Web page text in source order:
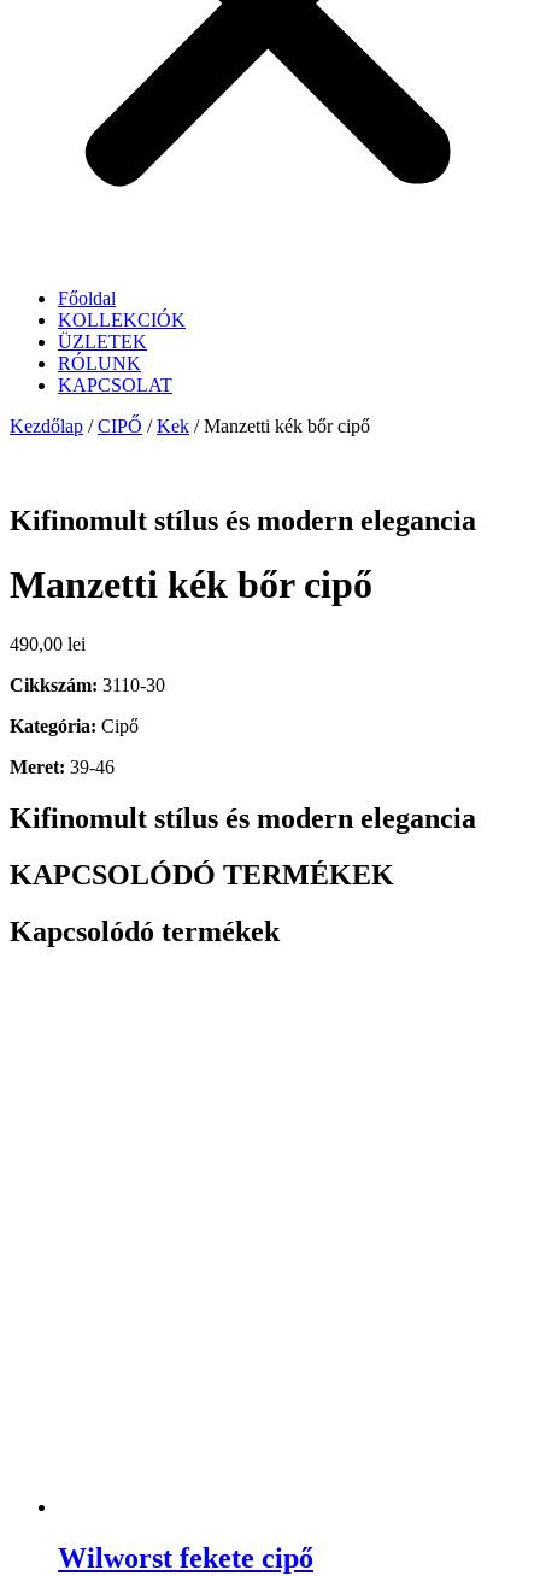
Főoldal
KOLLEKCIÓK
ÜZLETEK
RÓLUNK
KAPCSOLAT
Kezdőlap /CIPŐ /Kek / Manzetti kék bőr cipő
Kifinomult stílus és modern elegancia
Manzetti kék bőr cipő
490,00 lei
Cikkszám: 3110-30
Kategória: Cipő
Meret: 39-46
Kifinomult stílus és modern elegancia
KAPCSOLÓDÓ TERMÉKEK
Kapcsolódó termékek
Wilworst fekete cipő